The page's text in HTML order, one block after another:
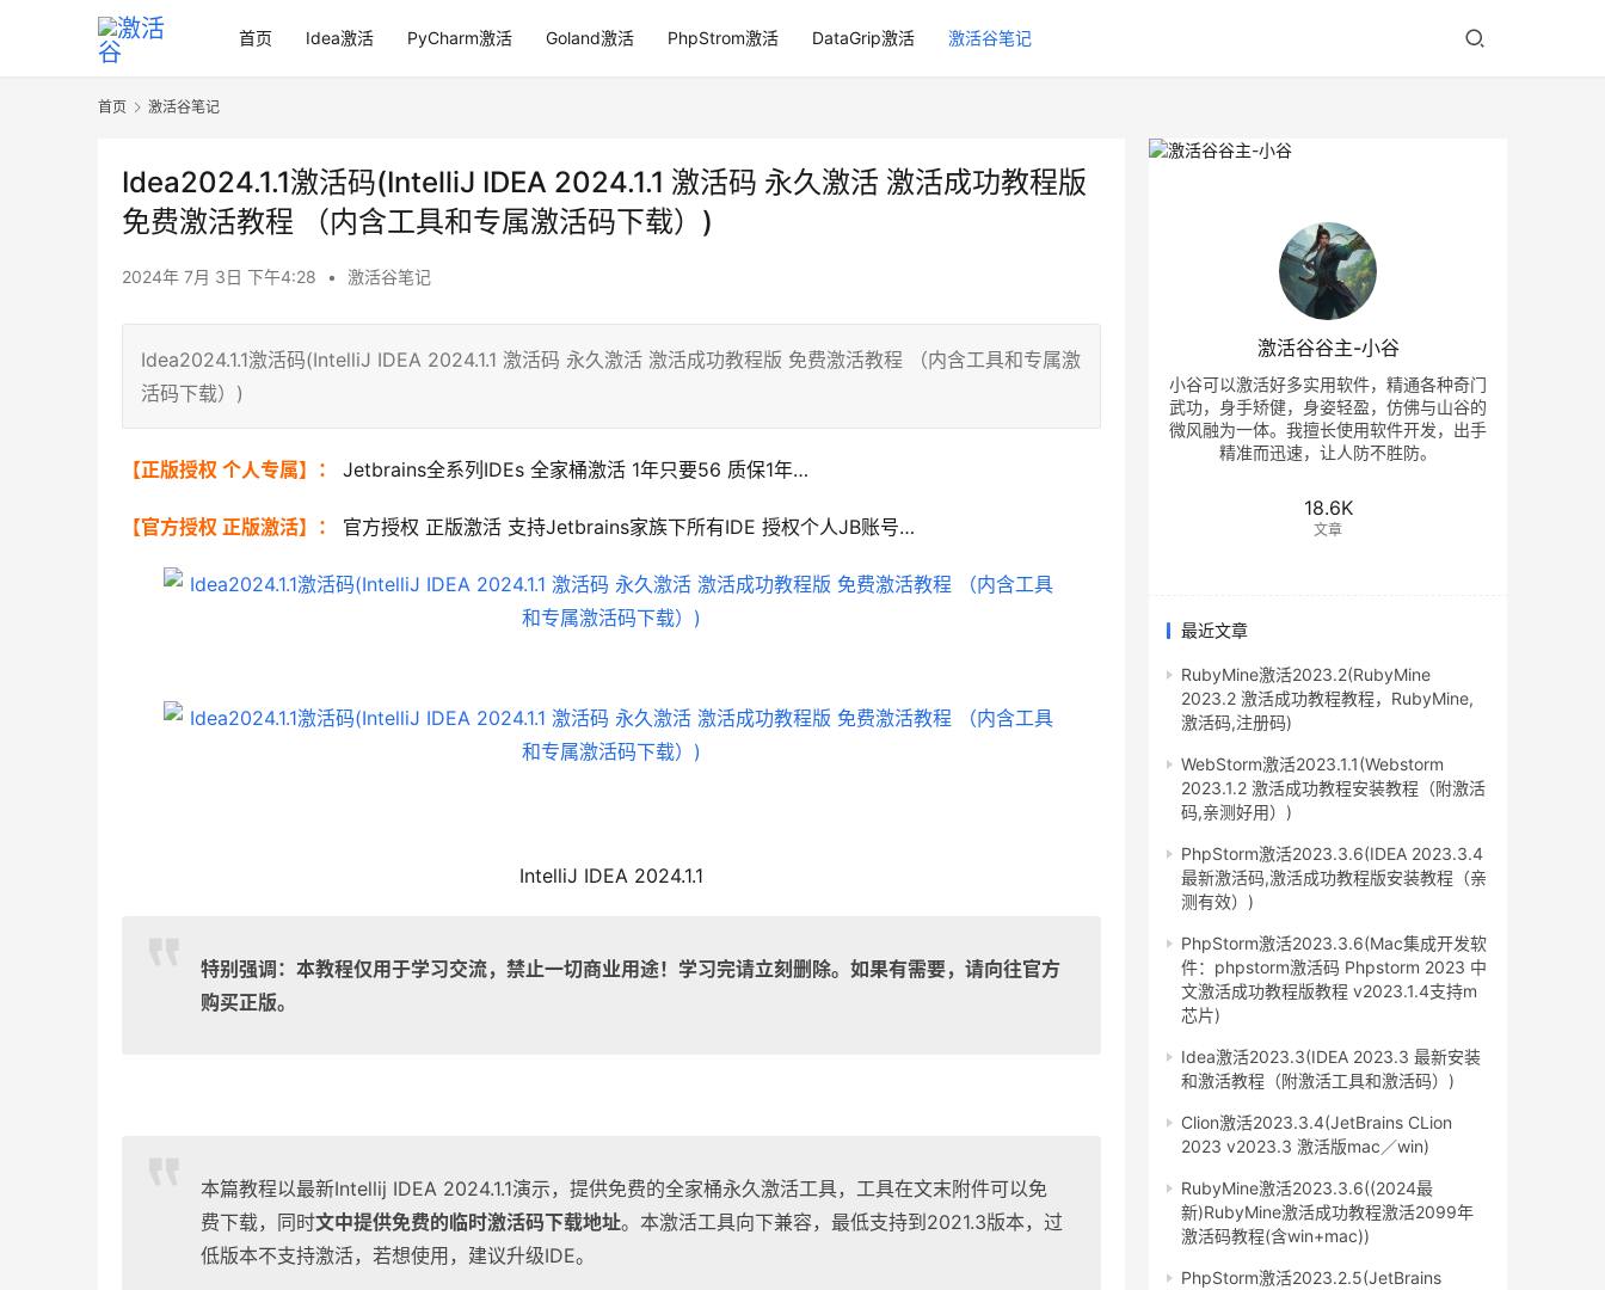
首页 Idea激活 PyCharm激活 Goland激活 PhpStrom激活 DataGrip激活 激活谷笔记
首页 激活谷笔记
Idea2024.1.1激活码(IntelliJ IDEA 2024.1.1 激活码 永久激活 激活成功教程版
免费激活教程 （内含工具和专属激活码下载）)
2024年 7月 3日 下午4:28 • 激活谷笔记
Idea2024.1.1激活码(IntelliJ IDEA 2024.1.1 激活码 永久激活 激活成功教程版 免费激活教程 （内含工具和专属激
活码下载）)
【正版授权 个人专属】： Jetbrains全系列IDEs 全家桶激活 1年只要56 质保1年…
【官方授权 正版激活】： 官方授权 正版激活 支持Jetbrains家族下所有IDE 授权个人JB账号…
IntelliJ IDEA 2024.1.1
特别强调：本教程仅用于学习交流，禁止一切商业用途！学习完请立刻删除。如果有需要，请向往官方
购买正版。
本篇教程以最新Intellij IDEA 2024.1.1演示，提供免费的全家桶永久激活工具，工具在文末附件可以免
费下载，同时文中提供免费的临时激活码下载地址。本激活工具向下兼容，最低支持到2021.3版本，过
低版本不支持激活，若想使用，建议升级IDE。
激活谷谷主-小谷
小谷可以激活好多实用软件，精通各种奇门
武功，身手矫健，身姿轻盈，仿佛与山谷的
微风融为一体。我擅长使用软件开发，出手
精准而迅速，让人防不胜防。
18.6K
文章
最近文章
RubyMine激活2023.2(RubyMine
2023.2 激活成功教程教程，RubyMine,
激活码,注册码)
WebStorm激活2023.1.1(Webstorm
2023.1.2 激活成功教程安装教程（附激活
码,亲测好用）)
PhpStorm激活2023.3.6(IDEA 2023.3.4
最新激活码,激活成功教程版安装教程（亲
测有效）)
PhpStorm激活2023.3.6(Mac集成开发软
件：phpstorm激活码 Phpstorm 2023 中
文激活成功教程版教程 v2023.1.4支持m
芯片)
Idea激活2023.3(IDEA 2023.3 最新安装
和激活教程（附激活工具和激活码）)
Clion激活2023.3.4(JetBrains CLion
2023 v2023.3 激活版mac／win)
RubyMine激活2023.3.6((2024最
新)RubyMine激活成功教程激活2099年
激活码教程(含win+mac))
PhpStorm激活2023.2.5(JetBrains